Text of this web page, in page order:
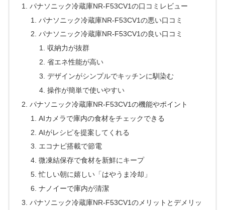
パナソニック冷蔵庫NR-F53CV1の口コミレビュー
パナソニック冷蔵庫NR-F53CV1の悪い口コミ
パナソニック冷蔵庫NR-F53CV1の良い口コミ
収納力が抜群
省エネ性能が高い
デザインがシンプルでキッチンに馴染む
操作が簡単で使いやすい
パナソニック冷蔵庫NR-F53CV1の機能やポイント
AIカメラで庫内の食材をチェックできる
AIがレシピを提案してくれる
エコナビ搭載で節電
微凍結保存で食材を新鮮にキープ
忙しい朝に嬉しい「はやうま冷却」
ナノイーで庫内が清潔
パナソニック冷蔵庫NR-F53CV1のメリットとデメリッ